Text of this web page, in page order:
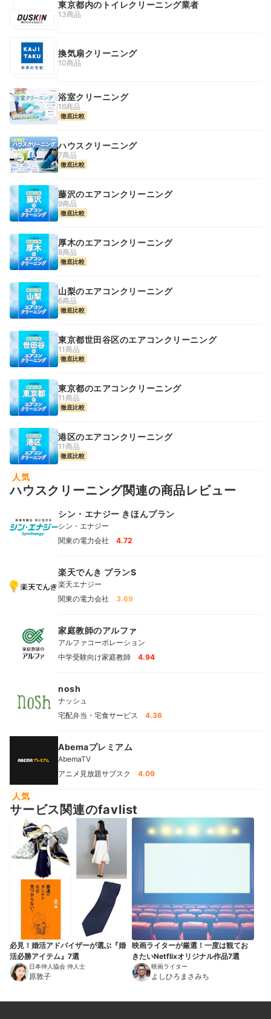
東京都内のトイレクリーニング業者
13商品
換気扇クリーニング
10商品
浴室クリーニング
16商品
徹底比較
ハウスクリーニング
7商品
徹底比較
藤沢のエアコンクリーニング
9商品
徹底比較
厚木のエアコンクリーニング
8商品
徹底比較
山梨のエアコンクリーニング
6商品
徹底比較
東京都世田谷区のエアコンクリーニング
11商品
徹底比較
東京都のエアコンクリーニング
11商品
徹底比較
港区のエアコンクリーニング
11商品
徹底比較
人気
ハウスクリーニング関連の商品レビュー
シン・エナジー きほんプラン
シン・エナジー
関東の電力会社
4.72
楽天でんき プランS
楽天エナジー
関東の電力会社
3.69
家庭教師のアルファ
アルファコーポレーション
中学受験向け家庭教師
4.94
nosh
ナッシュ
宅配弁当・宅食サービス
4.36
Abemaプレミアム
AbemaTV
アニメ見放題サブスク
4.09
人気
サービス関連のfavlist
必見！婚活アドバイザーが選ぶ『婚
活必勝アイテム』7選
日本仲人協会 仲人士
原敦子
映画ライターが厳選！一度は観てお
きたいNetflixオリジナル作品7選
映画ライター
よしひろまさみち